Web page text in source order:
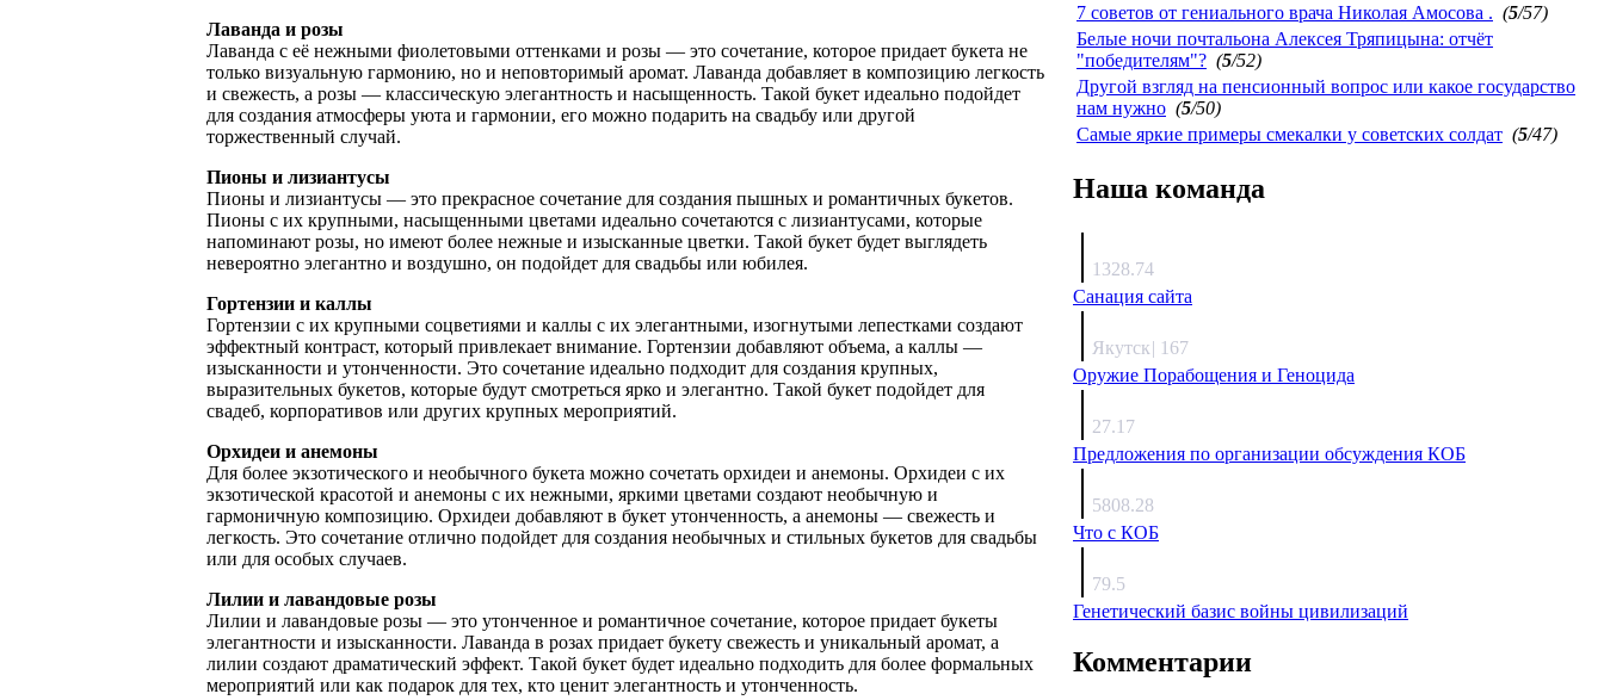
Лаванда и розы
Лаванда с её нежными фиолетовыми оттенками и розы — это сочетание, которое придает букета не
только визуальную гармонию, но и неповторимый аромат. Лаванда добавляет в композицию легкость
и свежесть, а розы — классическую элегантность и насыщенность. Такой букет идеально подойдет
для создания атмосферы уюта и гармонии, его можно подарить на свадьбу или другой
торжественный случай.
Пионы и лизиантусы
Пионы и лизиантусы — это прекрасное сочетание для создания пышных и романтичных букетов.
Пионы с их крупными, насыщенными цветами идеально сочетаются с лизиантусами, которые
напоминают розы, но имеют более нежные и изысканные цветки. Такой букет будет выглядеть
невероятно элегантно и воздушно, он подойдет для свадьбы или юбилея.
Гортензии и каллы
Гортензии с их крупными соцветиями и каллы с их элегантными, изогнутыми лепестками создают
эффектный контраст, который привлекает внимание. Гортензии добавляют объема, а каллы —
изысканности и утонченности. Это сочетание идеально подходит для создания крупных,
выразительных букетов, которые будут смотреться ярко и элегантно. Такой букет подойдет для
свадеб, корпоративов или других крупных мероприятий.
Орхидеи и анемоны
Для более экзотического и необычного букета можно сочетать орхидеи и анемоны. Орхидеи с их
экзотической красотой и анемоны с их нежными, яркими цветами создают необычную и
гармоничную композицию. Орхидеи добавляют в букет утонченность, а анемоны — свежесть и
легкость. Это сочетание отлично подойдет для создания необычных и стильных букетов для свадьбы
или для особых случаев.
Лилии и лавандовые розы
Лилии и лавандовые розы — это утонченное и романтичное сочетание, которое придает букеты
элегантности и изысканности. Лаванда в розах придает букету свежесть и уникальный аромат, а
лилии создают драматический эффект. Такой букет будет идеально подходить для более формальных
мероприятий или как подарок для тех, кто ценит элегантность и утонченность.
7 советов от гениального врача Николая Амосова . (5/57)
Белые ночи почтальона Алексея Тряпицына: отчёт
"победителям"? (5/52)
Другой взгляд на пенсионный вопрос или какое государство
нам нужно (5/50)
Самые яркие примеры смекалки у советских солдат (5/47)
Наша команда
1328.74
Санация сайта
Якутск| 167
Оружие Порабощения и Геноцида
27.17
Предложения по организации обсуждения КОБ
5808.28
Что с КОБ
79.5
Генетический базис войны цивилизаций
Комментарии